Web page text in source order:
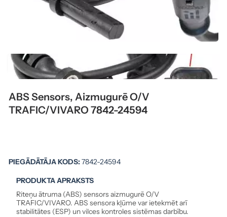
ABS Sensors, Aizmugurē O/V
TRAFIC/VIVARO 7842-24594
PIEGĀDĀTĀJA KODS:7842-24594
PRODUKTA APRAKSTS
Riteņu ātruma (ABS) sensors aizmugurē O/V
TRAFIC/VIVARO. ABS sensora kļūme var ietekmēt arī
stabilitātes (ESP) un vilces kontroles sistēmas darbību.